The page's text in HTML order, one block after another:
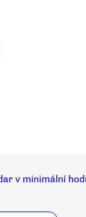
v minimální